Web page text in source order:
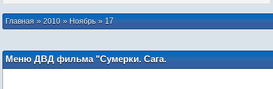
Главная»2010 » Ноябрь » 17
Меню ДВД фильма "Сумерки. Сага.
Затмение"